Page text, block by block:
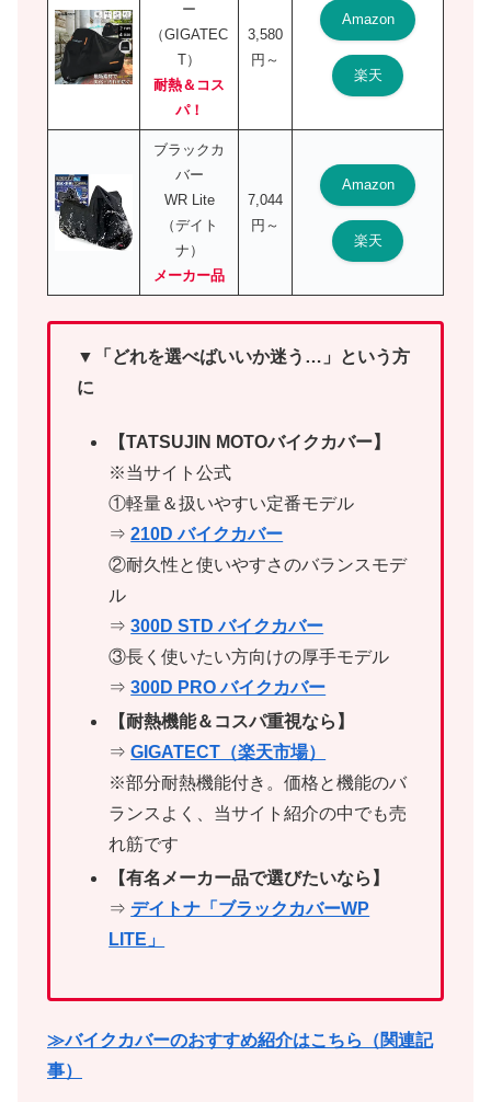
ー
（GIGATEC
T）
耐熱＆コス
パ！
3,580
円～
Amazon
楽天
ブラックカ
バー
WR Lite
（デイト
ナ）
メーカー品
7,044
円～
Amazon
楽天
▼「どれを選べばいいか迷う…」という方
に
【TATSUJIN MOTOバイクカバー】
※当サイト公式
①軽量＆扱いやすい定番モデル
⇒210D バイクカバー
②耐久性と使いやすさのバランスモデ
ル
⇒300D STD バイクカバー
③長く使いたい方向けの厚手モデル
⇒300D PRO バイクカバー
【耐熱機能＆コスパ重視なら】
⇒GIGATECT（楽天市場）
※部分耐熱機能付き。価格と機能のバ
ランスよく、当サイト紹介の中でも売
れ筋です
【有名メーカー品で選びたいなら】
⇒ デイトナ「ブラックカバーWP
LITE」
≫バイクカバーのおすすめ紹介はこちら（関連記
事）